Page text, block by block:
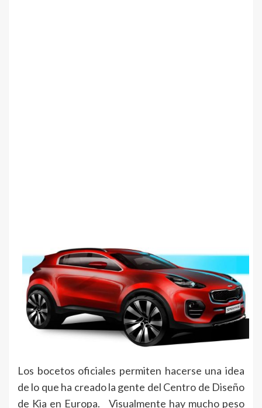
Los bocetos oficiales permiten hacerse una idea
de lo que ha creado la gente del Centro de Diseño
de Kia en Europa. Visualmente hay mucho peso